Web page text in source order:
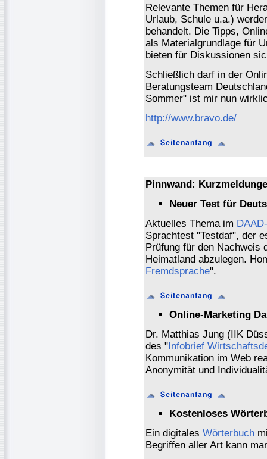
Relevante Themen für
Urlaub, Schule u.a.)
behandelt. Die Tipps,
als Materialgrundlage für
bieten für Diskussionen
Schließlich darf in der
Beratungsteam
Sommer" ist mir nun
http://www.bravo.de/
Pinnwand:
Neuer Test für
Aktuelles Thema im
Sprachtest "Testdaf", der
Prüfung für den Nachweis
Heimatland abzulegen.
Fremdsprache".
Online-Marketing
Dr. Matthias Jung (IIK
des "Infobrief
Kommunikation im Web
Anonymität und
Kostenloses
Ein digitales Wörterbuch
Begriffen aller Art kann